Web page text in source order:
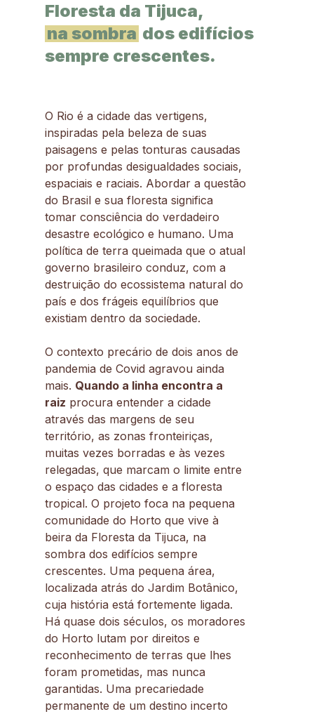
Floresta da Tijuca,
na sombra dos edifícios
sempre crescentes.
O Rio é a cidade das vertigens,
inspiradas pela beleza de suas
paisagens e pelas tonturas causadas
por profundas desigualdades sociais,
espaciais e raciais. Abordar a questão
do Brasil e sua floresta significa
tomar consciência do verdadeiro
desastre ecológico e humano. Uma
política de terra queimada que o atual
governo brasileiro conduz, com a
destruição do ecossistema natural do
país e dos frágeis equilíbrios que
existiam dentro da sociedade.
O contexto precário de dois anos de
pandemia de Covid agravou ainda
mais. Quando a linha encontra a
raiz procura entender a cidade
através das margens de seu
território, as zonas fronteiriças,
muitas vezes borradas e às vezes
relegadas, que marcam o limite entre
o espaço das cidades e a floresta
tropical. O projeto foca na pequena
comunidade do Horto que vive à
beira da Floresta da Tijuca, na
sombra dos edifícios sempre
crescentes. Uma pequena área,
localizada atrás do Jardim Botânico,
cuja história está fortemente ligada.
Há quase dois séculos, os moradores
do Horto lutam por direitos e
reconhecimento de terras que lhes
foram prometidas, mas nunca
garantidas. Uma precariedade
permanente de um destino incerto